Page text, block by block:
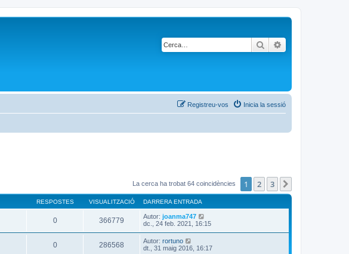
Cerca
Inicia la sessió
Registreu-vos
La cerca ha trobat 64 coincidències 1 2 3
RESPOSTES VISUALITZACIÓ DARRERA ENTRADA
0 366779 Autor: joanma747
dc., 24 feb. 2021, 16:15
0 286568 Autor: rortuno
dt., 31 maig 2016, 16:17